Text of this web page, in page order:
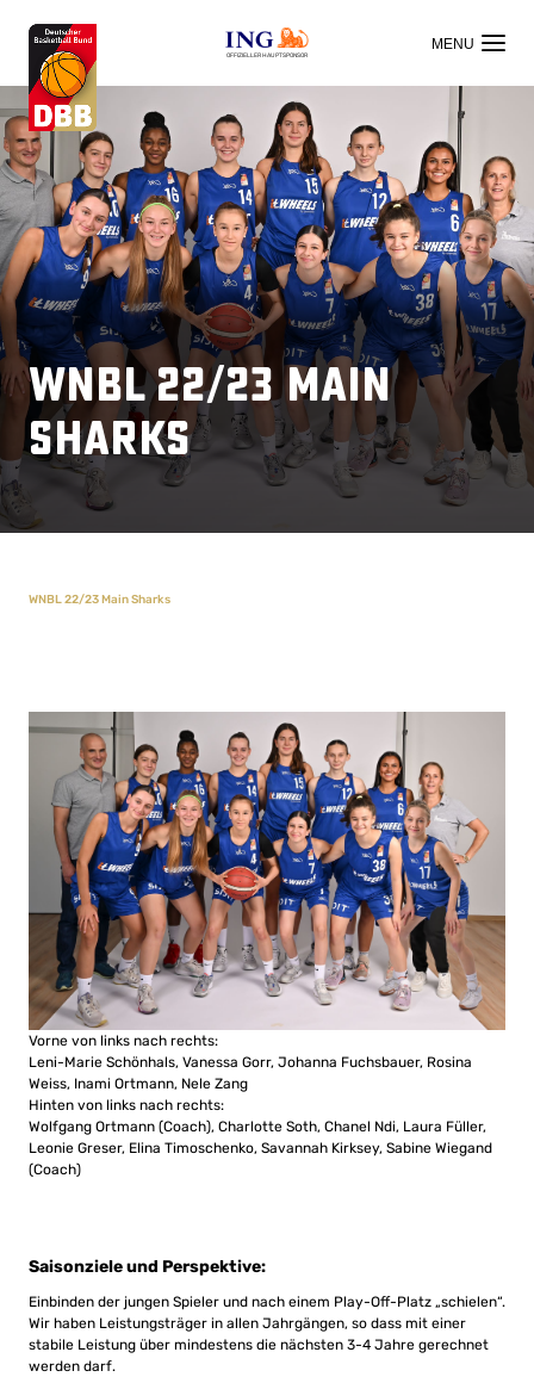
OFFIZIELLER HAUPTSPONSOR
WNBL 22/23 Main
Sharks
WNBL 22/23 Main Sharks
Vorne von links nach rechts:
Leni-Marie Schönhals, Vanessa Gorr, Johanna Fuchsbauer, Rosina
Weiss, Inami Ortmann, Nele Zang
Hinten von links nach rechts:
Wolfgang Ortmann (Coach), Charlotte Soth, Chanel Ndi, Laura Füller,
Leonie Greser, Elina Timoschenko, Savannah Kirksey, Sabine Wiegand
(Coach)
Saisonziele und Perspektive:
Einbinden der jungen Spieler und nach einem Play-Off-Platz „schielen“.
Wir haben Leistungsträger in allen Jahrgängen, so dass mit einer
stabile Leistung über mindestens die nächsten 3-4 Jahre gerechnet
werden darf.